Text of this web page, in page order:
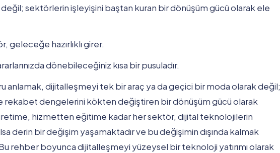
sektörlerin işleyişini baştan kuran bir dönüşüm gücü olarak ele
hazırlıklı girer.
dönebileceğiniz kısa bir pusuladır.
anlamak, dijitalleşmeyi tek bir araç ya da geçici bir moda olarak değil;
rekabet dengelerini kökten değiştiren bir dönüşüm gücü olarak
hizmetten eğitime kadar her sektör, dijital teknolojilerin
derin bir değişim yaşamaktadır ve bu değişimin dışında kalmak
rehber boyunca dijitalleşmeyi yüzeysel bir teknoloji yatırımı olarak